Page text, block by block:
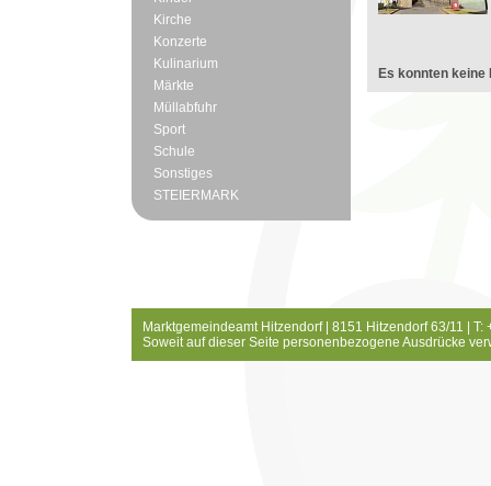
Kirche
Konzerte
Kulinarium
Märkte
Müllabfuhr
Sport
Schule
Sonstiges
STEIERMARK
Es konnten keine
Marktgemeindeamt Hitzendorf | 8151 Hitzendorf 63/11 |
Soweit auf dieser Seite personenbezogene Ausdrücke